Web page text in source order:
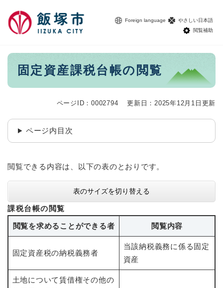
Foreign language
やさしい日本語
閲覧補助
本
固定資産課税台帳の閲覧
ページID：0002794 更新日：2025年12月1日更新
ページ内目次
閲覧できる内容は、以下の表のとおりです。
表のサイズを切り替える
課税台帳の閲覧
閲覧を求めることができる者 閲覧内容
固定資産税の納税義務者
当該納税義務に係る固定
資産
土地について賃借権その他の